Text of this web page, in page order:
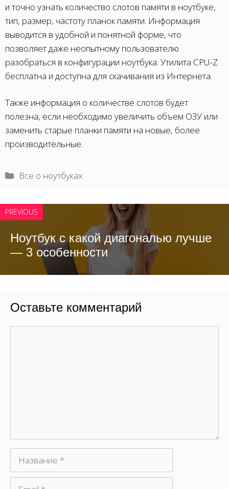
и точно узнать количество слотов памяти в ноутбуке,
тип, размер, частоту планок памяти. Информация
выводится в удобной и понятной форме, что
позволяет даже неопытному пользователю
разобраться в конфигурации ноутбука. Утилита CPU-Z
бесплатна и доступна для скачивания из Интернета.
Также информация о количестве слотов будет
полезна, если необходимо увеличить объем ОЗУ или
заменить старые планки памяти на новые, более
производительные.
Рубрики
Все о ноутбуках
PREVIOUS
Ноутбук с какой диагональю лучше
— 3 особенности
Оставьте комментарий
Название
Email